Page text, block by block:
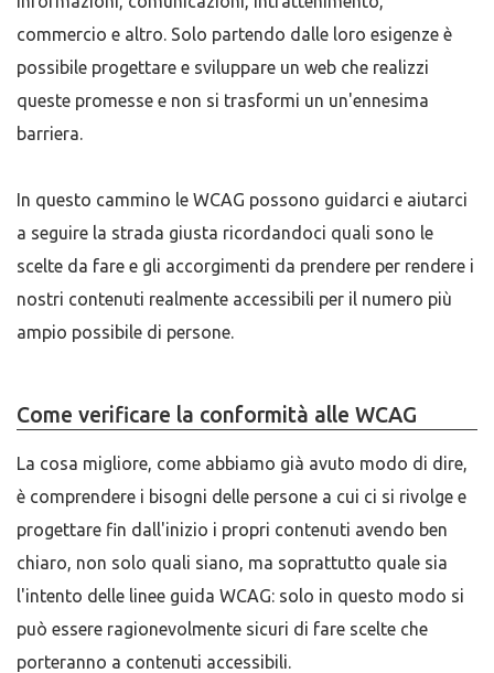
commercio e altro. Solo partendo dalle loro esigenze è
possibile progettare e sviluppare un web che realizzi
queste promesse e non si trasformi un un'ennesima
barriera.
In questo cammino le WCAG possono guidarci e aiutarci
a seguire la strada giusta ricordandoci quali sono le
scelte da fare e gli accorgimenti da prendere per rendere i
nostri contenuti realmente accessibili per il numero più
ampio possibile di persone.
Come verificare la conformità alle WCAG
La cosa migliore, come abbiamo già avuto modo di dire,
è comprendere i bisogni delle persone a cui ci si rivolge e
progettare fin dall'inizio i propri contenuti avendo ben
chiaro, non solo quali siano, ma soprattutto quale sia
l'intento delle linee guida WCAG: solo in questo modo si
può essere ragionevolmente sicuri di fare scelte che
porteranno a contenuti accessibili.